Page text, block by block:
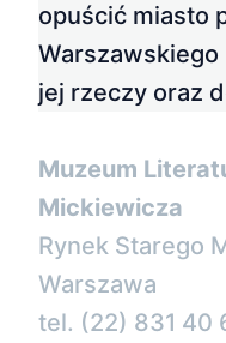
opuścić miasto
Warszawskiego
jej rzeczy oraz
Muzeum
Mickiewicza
Rynek Starego
Warszawa
tel. (22) 831 40